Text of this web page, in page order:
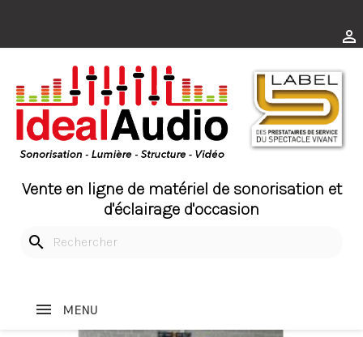

Vente en ligne de matériel de sonorisation et
d'éclairage d'occasion
search
MENU